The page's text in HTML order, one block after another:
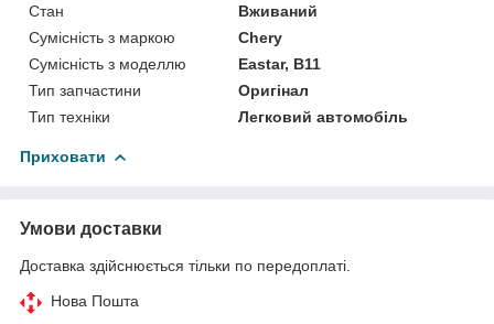
Стан
Вживаний
Сумісність з маркою
Chery
Сумісність з моделлю
Eastar, B11
Тип запчастини
Оригінал
Тип техніки
Легковий автомобіль
Приховати
Умови доставки
Доставка здійснюється тільки по передоплаті.
Нова Пошта